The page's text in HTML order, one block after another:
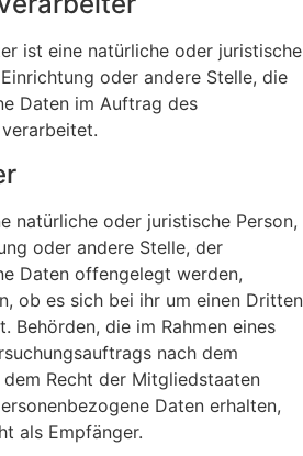
ist eine natürliche oder juristische
oder andere Stelle, die
Daten im Auftrag des
natürliche oder juristische Person,
oder andere Stelle, der
Daten offengelegt werden,
ob es sich bei ihr um einen Dritten
Behörden, die im Rahmen eines
nach dem
Recht der Mitgliedstaaten
Daten erhalten,
als Empfänger.